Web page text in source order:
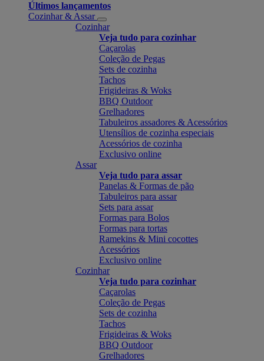
Últimos lançamentos
Cozinhar & Assar
Cozinhar
Veja tudo para cozinhar
Caçarolas
Coleção de Pegas
Sets de cozinha
Tachos
Frigideiras & Woks
BBQ Outdoor
Grelhadores
Tabuleiros assadores & Acessórios
Utensílios de cozinha especiais
Acessórios de cozinha
Exclusivo online
Assar
Veja tudo para assar
Panelas & Formas de pão
Tabuleiros para assar
Sets para assar
Formas para Bolos
Formas para tortas
Ramekins & Mini cocottes
Acessórios
Exclusivo online
Cozinhar
Veja tudo para cozinhar
Caçarolas
Coleção de Pegas
Sets de cozinha
Tachos
Frigideiras & Woks
BBQ Outdoor
Grelhadores